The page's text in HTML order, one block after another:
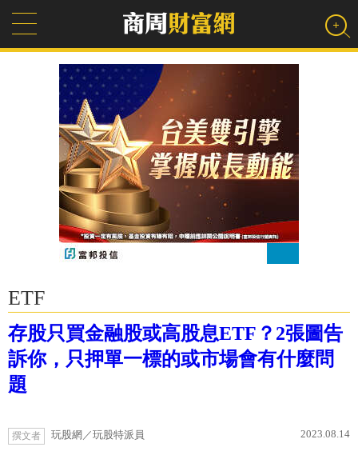
ETF
存股只買金融股或高股息ETF？2張圖告
訴你，只押單一標的或市場會有什麼問
題
撰文者 玩股網／玩股特派員 2023.08.14